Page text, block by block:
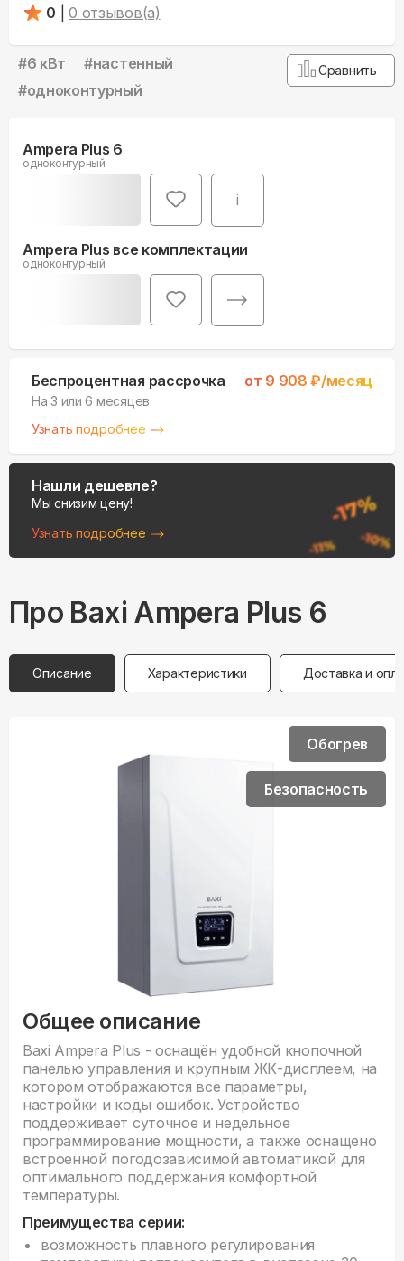
0
0 отзывов(а)
#6 кВт #настенный
#одноконтурный
Сравнить
Ampera Plus 6
одноконтурный
i
Ampera Plus все комплектации
одноконтурный
Беспроцентная рассрочка от 9 908 ₽/месяц
На 3 или 6 месяцев.
Узнать подробнее
Нашли дешевле?
Мы снизим цену!
Узнать подробнее
Про Baxi Ampera Plus 6
Описание Характеристики Доставка и
Общее описание
Baxi Ampera Plus - оснащён удобной кнопочной
панелью управления и крупным ЖК-дисплеем, на
котором отображаются все параметры,
настройки и коды ошибок. Устройство
поддерживает суточное и недельное
программирование мощности, а также оснащено
встроенной погодозависимой автоматикой для
оптимального поддержания комфортной
температуры.
Преимущества серии:
возможность плавного регулирования
Обогрев
Безопасность